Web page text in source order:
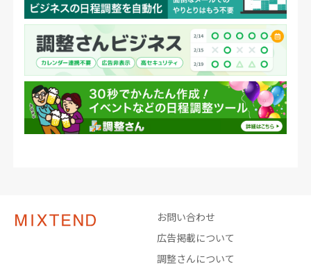
お問い合わせ
広告掲載について
調整さんについて